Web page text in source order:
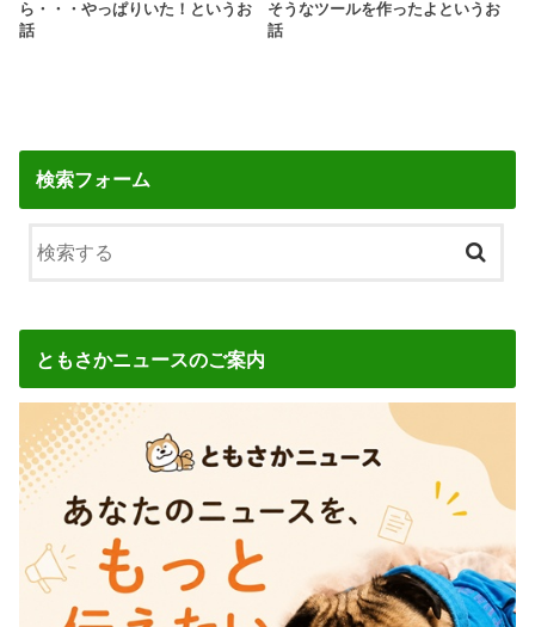
ら・・・やっぱりいた！というお
話
そうなツールを作ったよというお
話
検索フォーム
ともさかニュースのご案内